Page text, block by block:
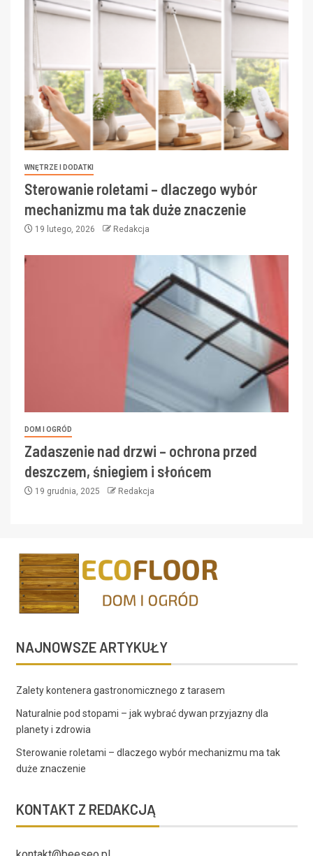
WNĘTRZE I DODATKI
Sterowanie roletami – dlaczego wybór
mechanizmu ma tak duże znaczenie
19 lutego, 2026 Redakcja
DOM I OGRÓD
Zadaszenie nad drzwi – ochrona przed
deszczem, śniegiem i słońcem
19 grudnia, 2025 Redakcja
NAJNOWSZE ARTYKUŁY
Zalety kontenera gastronomicznego z tarasem
Naturalnie pod stopami – jak wybrać dywan przyjazny dla
planety i zdrowia
Sterowanie roletami – dlaczego wybór mechanizmu ma tak
duże znaczenie
KONTAKT Z REDAKCJĄ